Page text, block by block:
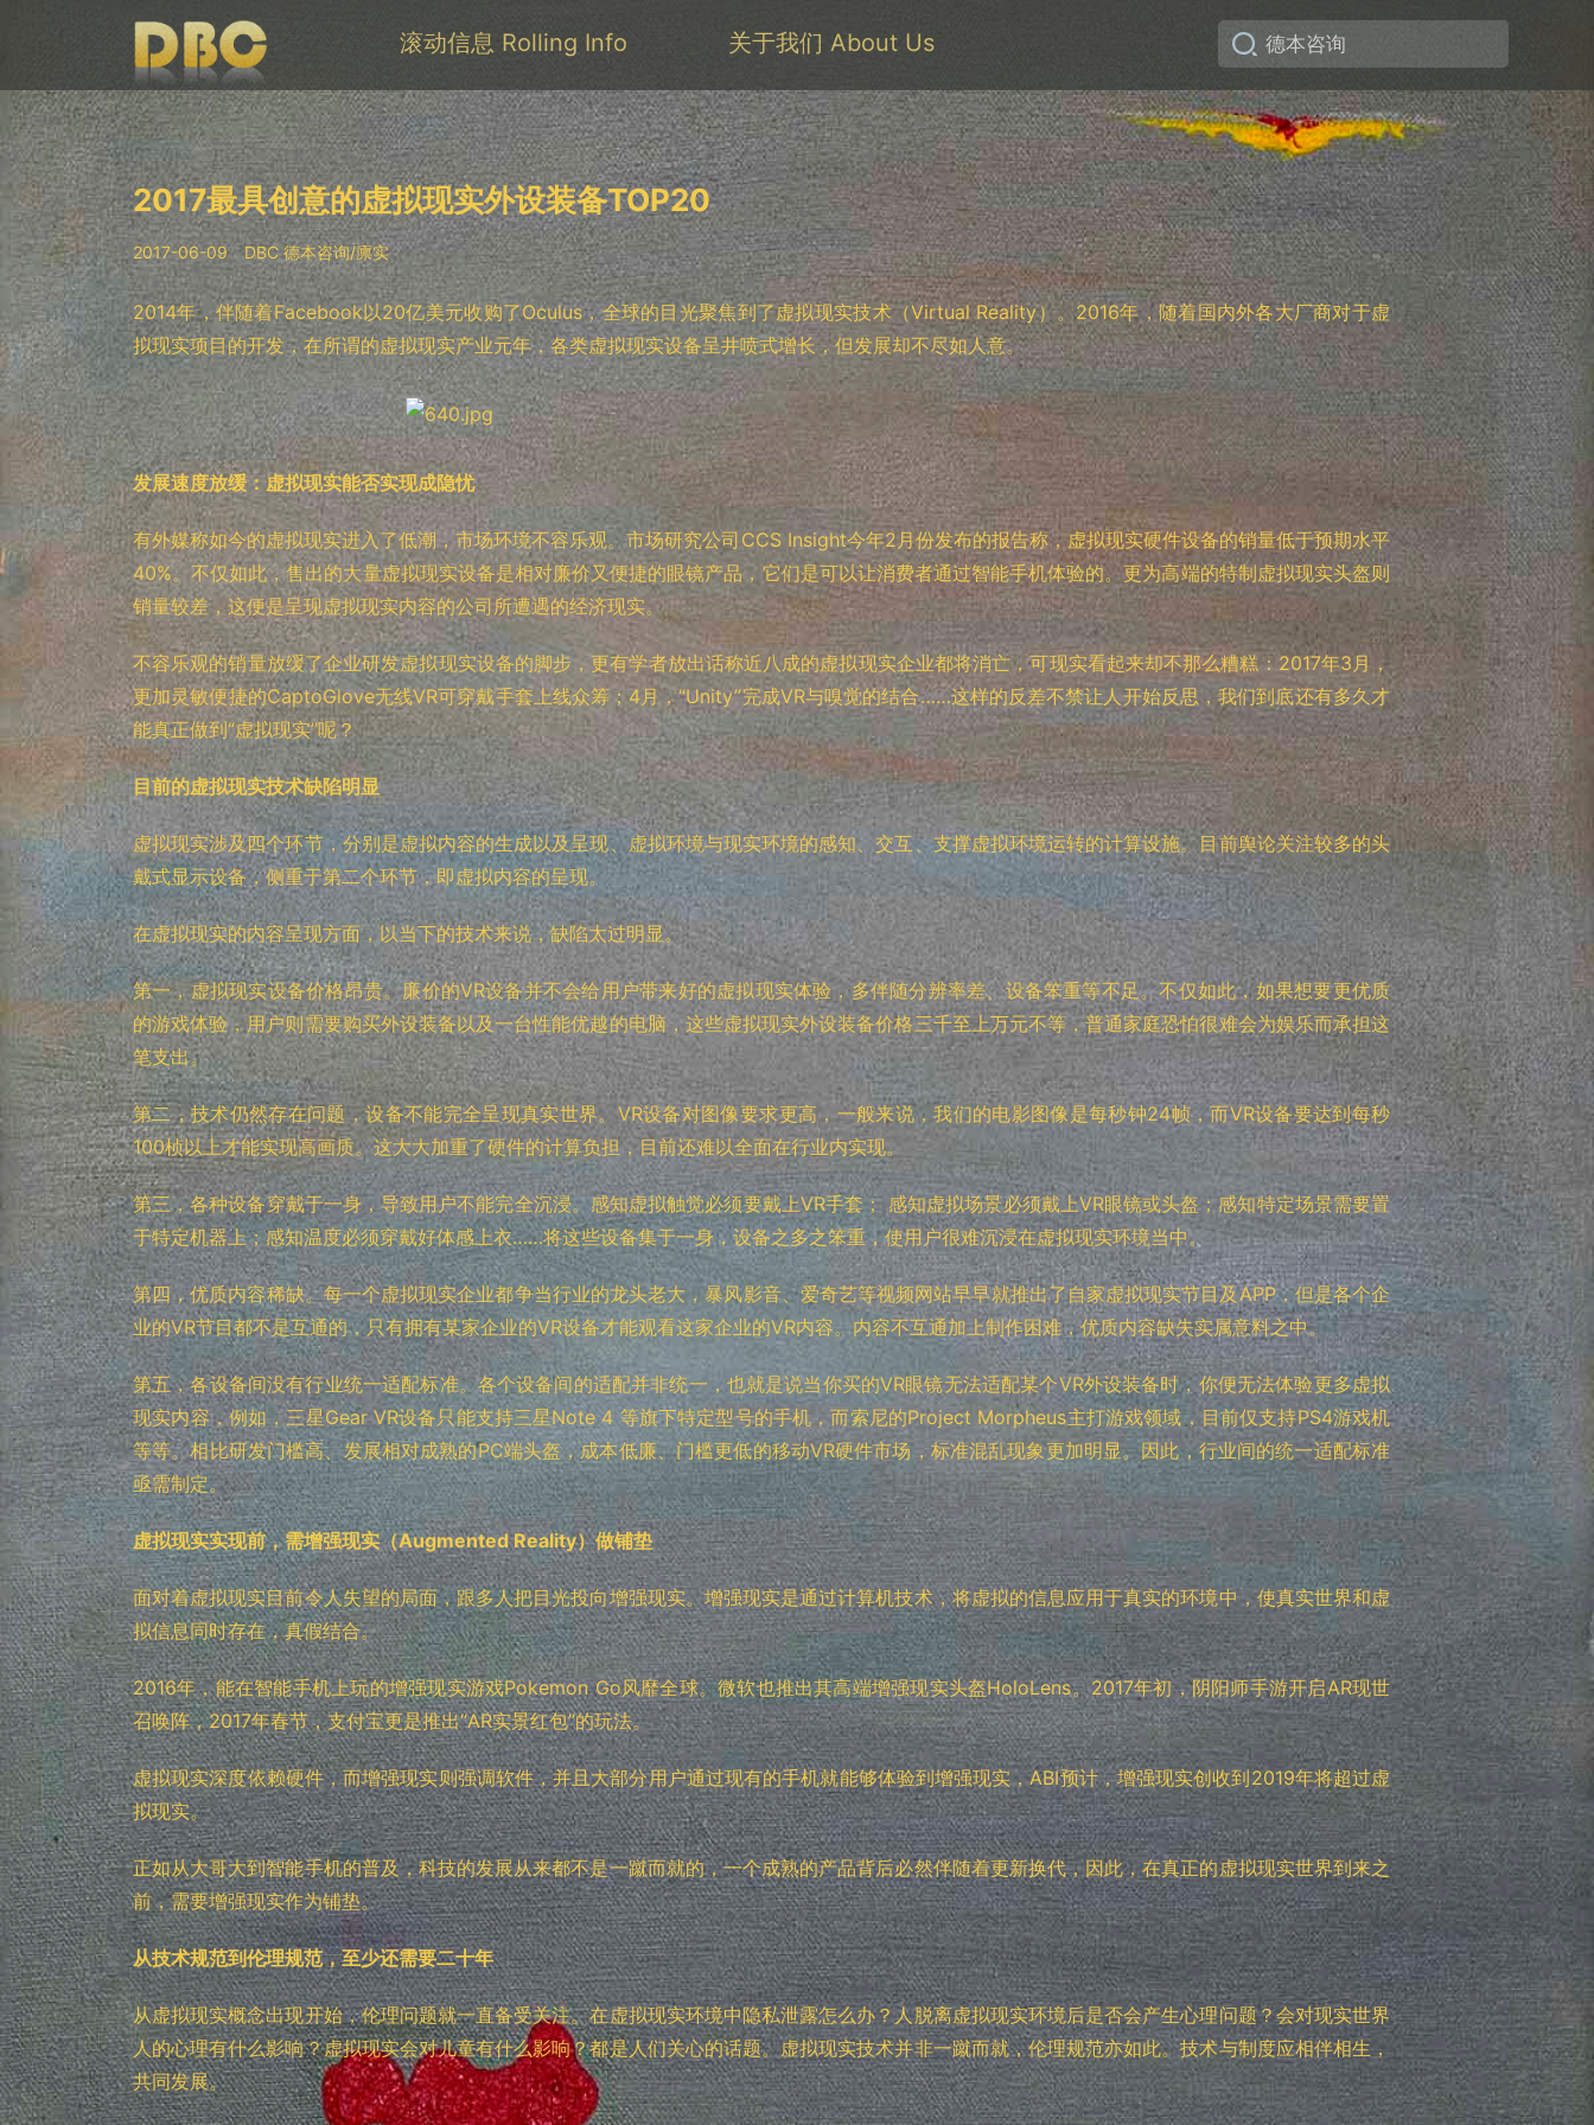
滚动信息 Rolling Info 关于我们 About Us
2017最具创意的虚拟现实外设装备TOP20
2017-06-09 DBC 德本咨询/廪实
2014年，伴随着Facebook以20亿美元收购了Oculus，全球的目光聚焦到了虚拟现实技术（Virtual Reality）。2016年，随着国内外各大厂商对于虚
拟现实项目的开发，在所谓的虚拟现实产业元年，各类虚拟现实设备呈井喷式增长，但发展却不尽如人意。
发展速度放缓：虚拟现实能否实现成隐忧
有外媒称如今的虚拟现实进入了低潮，市场环境不容乐观。市场研究公司CCS Insight今年2月份发布的报告称，虚拟现实硬件设备的销量低于预期水平
40%。不仅如此，售出的大量虚拟现实设备是相对廉价又便捷的眼镜产品，它们是可以让消费者通过智能手机体验的。更为高端的特制虚拟现实头盔则
销量较差，这便是呈现虚拟现实内容的公司所遭遇的经济现实。
不容乐观的销量放缓了企业研发虚拟现实设备的脚步，更有学者放出话称近八成的虚拟现实企业都将消亡，可现实看起来却不那么糟糕：2017年3月，
更加灵敏便捷的CaptoGlove无线VR可穿戴手套上线众筹；4月，“Unity”完成VR与嗅觉的结合……这样的反差不禁让人开始反思，我们到底还有多久才
能真正做到“虚拟现实”呢？
目前的虚拟现实技术缺陷明显
虚拟现实涉及四个环节，分别是虚拟内容的生成以及呈现、虚拟环境与现实环境的感知、交互、支撑虚拟环境运转的计算设施。目前舆论关注较多的头
戴式显示设备，侧重于第二个环节，即虚拟内容的呈现。
在虚拟现实的内容呈现方面，以当下的技术来说，缺陷太过明显。
第一，虚拟现实设备价格昂贵。廉价的VR设备并不会给用户带来好的虚拟现实体验，多伴随分辨率差、设备笨重等不足。不仅如此，如果想要更优质
的游戏体验，用户则需要购买外设装备以及一台性能优越的电脑，这些虚拟现实外设装备价格三千至上万元不等，普通家庭恐怕很难会为娱乐而承担这
笔支出。
第二，技术仍然存在问题，设备不能完全呈现真实世界。VR设备对图像要求更高，一般来说，我们的电影图像是每秒钟24帧，而VR设备要达到每秒
100桢以上才能实现高画质。这大大加重了硬件的计算负担，目前还难以全面在行业内实现。
第三，各种设备穿戴于一身，导致用户不能完全沉浸。感知虚拟触觉必须要戴上VR手套； 感知虚拟场景必须戴上VR眼镜或头盔；感知特定场景需要置
于特定机器上；感知温度必须穿戴好体感上衣……将这些设备集于一身，设备之多之笨重，使用户很难沉浸在虚拟现实环境当中。
第四，优质内容稀缺。每一个虚拟现实企业都争当行业的龙头老大，暴风影音、爱奇艺等视频网站早早就推出了自家虚拟现实节目及APP，但是各个企
业的VR节目都不是互通的，只有拥有某家企业的VR设备才能观看这家企业的VR内容。内容不互通加上制作困难，优质内容缺失实属意料之中。
第五，各设备间没有行业统一适配标准。各个设备间的适配并非统一，也就是说当你买的VR眼镜无法适配某个VR外设装备时，你便无法体验更多虚拟
现实内容，例如，三星Gear VR设备只能支持三星Note 4 等旗下特定型号的手机，而索尼的Project Morpheus主打游戏领域，目前仅支持PS4游戏机
等等。相比研发门槛高、发展相对成熟的PC端头盔，成本低廉、门槛更低的移动VR硬件市场，标准混乱现象更加明显。因此，行业间的统一适配标准
亟需制定。
虚拟现实实现前，需增强现实（Augmented Reality）做铺垫
面对着虚拟现实目前令人失望的局面，跟多人把目光投向增强现实。增强现实是通过计算机技术，将虚拟的信息应用于真实的环境中，使真实世界和虚
拟信息同时存在，真假结合。
2016年，能在智能手机上玩的增强现实游戏Pokemon Go风靡全球。微软也推出其高端增强现实头盔HoloLens。2017年初，阴阳师手游开启AR现世
召唤阵，2017年春节，支付宝更是推出“AR实景红包”的玩法。
虚拟现实深度依赖硬件，而增强现实则强调软件，并且大部分用户通过现有的手机就能够体验到增强现实，ABI预计，增强现实创收到2019年将超过虚
拟现实。
正如从大哥大到智能手机的普及，科技的发展从来都不是一蹴而就的，一个成熟的产品背后必然伴随着更新换代，因此，在真正的虚拟现实世界到来之
前，需要增强现实作为铺垫。
从技术规范到伦理规范，至少还需要二十年
从虚拟现实概念出现开始，伦理问题就一直备受关注。在虚拟现实环境中隐私泄露怎么办？人脱离虚拟现实环境后是否会产生心理问题？会对现实世界
人的心理有什么影响？虚拟现实会对儿童有什么影响？都是人们关心的话题。虚拟现实技术并非一蹴而就，伦理规范亦如此。技术与制度应相伴相生，
共同发展。